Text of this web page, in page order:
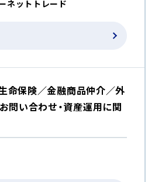
ネットトレード
命保険／金融商品仲介／外
問い合わせ・資産運用に関